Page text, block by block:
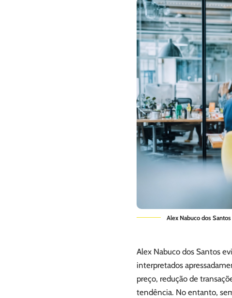
Alex Nabuco dos
Alex Nabuco dos Santos
interpretados
preço, redução de
tendência. No entanto,